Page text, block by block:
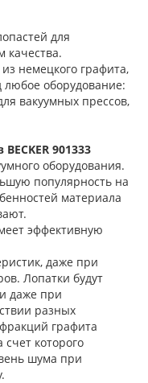
для
качества.
немецкого графита,
оборудование:
вакуумных прессов,
901333
оборудования.
популярность на
материала
эффективную
даже при
Лопатки будут
даже при
разных
графита
которого
шума при